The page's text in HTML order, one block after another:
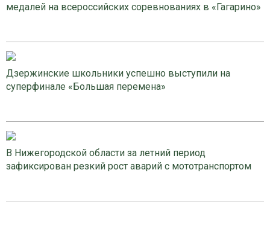
медалей на всероссийских соревнованиях в «Гагарино»
Дзержинские школьники успешно выступили на
суперфинале «Большая перемена»
В Нижегородской области за летний период
зафиксирован резкий рост аварий с мототранспортом